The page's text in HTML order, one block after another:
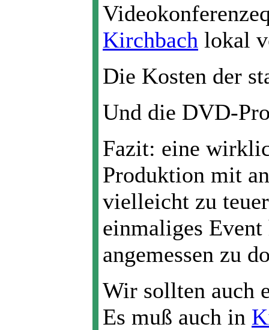
Kirchbach lokal
Die Kosten der
Und die DVD-
Fazit: eine
Produktion mit
vielleicht zu
einmaliges
angemessen zu
Wir sollten auch
Es muß auch in